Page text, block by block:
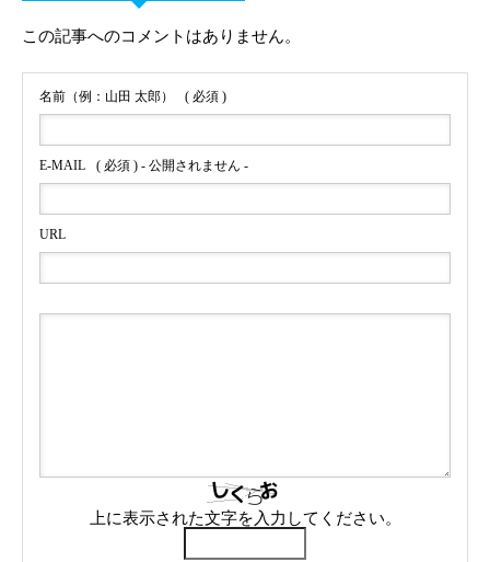
この記事へのコメントはありません。
名前（例：山田 太郎） ( 必須 )
E-MAIL ( 必須 ) - 公開されません -
URL
上に表示された文字を入力してください。